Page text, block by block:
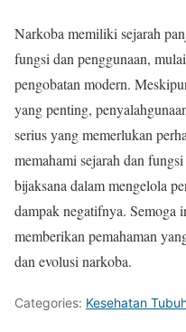
Narkoba memiliki sejarah
fungsi dan penggunaan,
pengobatan modern.
yang penting,
serius yang memerlukan
memahami sejarah dan
bijaksana dalam mengelola
dampak negatifnya. Semoga
memberikan pemahaman
dan evolusi narkoba.
Categories: Kesehatan